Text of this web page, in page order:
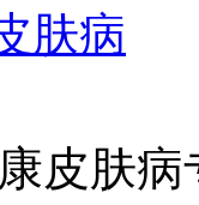
肤病
皮肤